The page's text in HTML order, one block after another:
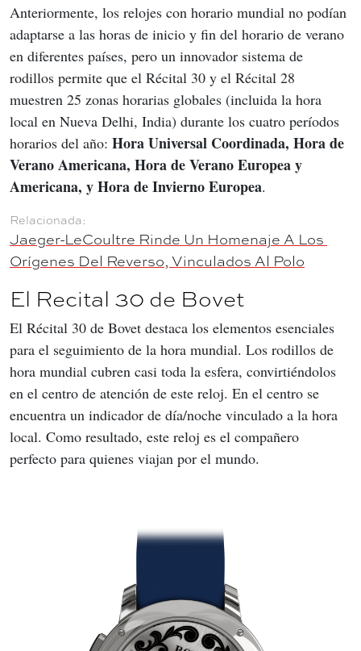
Anteriormente, los relojes con horario mundial no podían
adaptarse a las horas de inicio y fin del horario de verano
en diferentes países, pero un innovador sistema de
rodillos permite que el Récital 30 y el Récital 28
muestren 25 zonas horarias globales (incluida la hora
local en Nueva Delhi, India) durante los cuatro períodos
horarios del año: Hora Universal Coordinada, Hora de
Verano Americana, Hora de Verano Europea y
Americana, y Hora de Invierno Europea.
Jaeger-LeCoultre Rinde Un Homenaje A Los
Orígenes Del Reverso, Vinculados Al Polo
El Recital 30 de Bovet
El Récital 30 de Bovet destaca los elementos esenciales
para el seguimiento de la hora mundial. Los rodillos de
hora mundial cubren casi toda la esfera, convirtiéndolos
en el centro de atención de este reloj. En el centro se
encuentra un indicador de día/noche vinculado a la hora
local. Como resultado, este reloj es el compañero
perfecto para quienes viajan por el mundo.